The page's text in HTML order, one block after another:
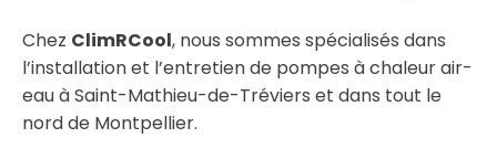
Chez ClimRCool, nous sommes spécialisés dans
l’installation et l’entretien de pompes à chaleur air-
eau à Saint-Mathieu-de-Tréviers et dans tout le
nord de Montpellier.